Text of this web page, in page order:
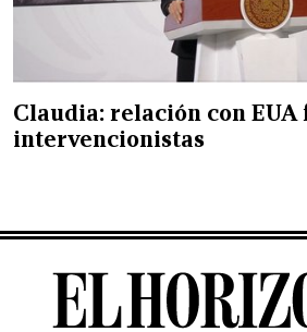
Claudia: relación con
intervencionistas